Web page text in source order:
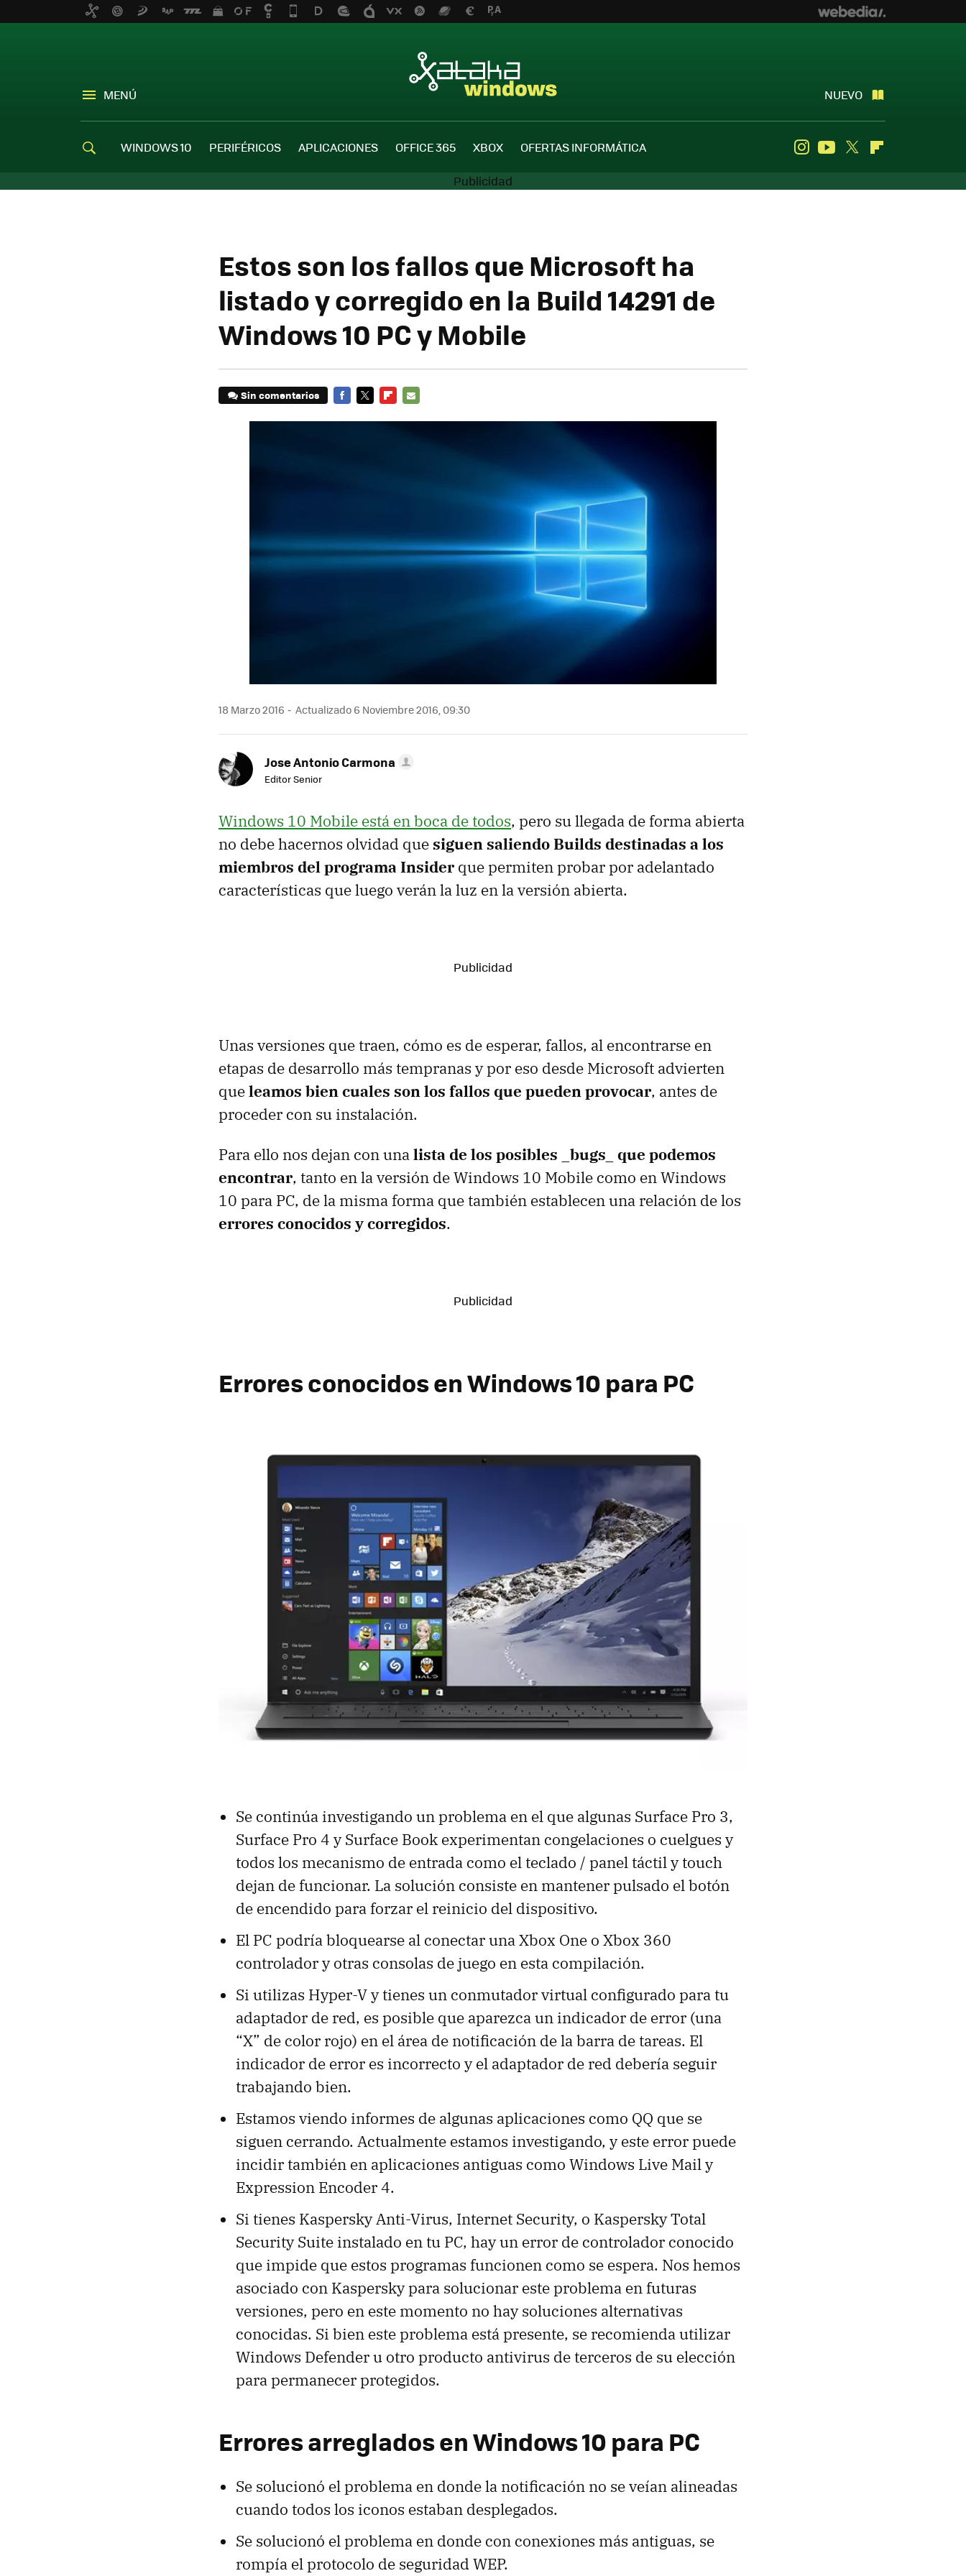
MENÚ NUEVO
WINDOWS 10 PERIFÉRICOS APLICACIONES OFFICE 365 XBOX OFERTAS INFORMÁTICA InstagramYoutube
Twitter
Estos son los fallos que Microsoft ha
listado y corregido en la Build 14291 de
Windows 10 PC y Mobile
Sin comentarios
18 Marzo 2016 Actualizado 6 Noviembre 2016, 09:30
Jose Antonio Carmona
Editor Senior
Windows 10 Mobile está en boca de todos, pero su llegada de forma abierta
no debe hacernos olvidad quesiguen saliendo Builds destinadas a los
miembros del programa Insider que permiten probar por adelantado
características que luego verán la luz en la versión abierta.
Unas versiones que traen, cómo es de esperar, fallos, al encontrarse en
etapas de desarrollo más tempranas y por eso desde Microsoft advierten
queleamos bien cuales son los fallos que pueden provocar, antes de
proceder con su instalación.
Para ello nos dejan con unalista de los posibles _bugs_ que podemos
encontrar, tanto en la versión de Windows 10 Mobile como en Windows
10 para PC, de la misma forma que también establecen una relación de los
errores conocidos y corregidos.
Errores conocidos en Windows 10 para PC
Se continúa investigando un problema en el que algunas Surface Pro 3,
Surface Pro 4 y Surface Book experimentan congelaciones o cuelgues y
todos los mecanismo de entrada como el teclado / panel táctil y touch
dejan de funcionar. La solución consiste en mantener pulsado el botón
de encendido para forzar el reinicio del dispositivo.
El PC podría bloquearse al conectar una Xbox One o Xbox 360
controlador y otras consolas de juego en esta compilación.
Si utilizas Hyper-V y tienes un conmutador virtual configurado para tu
adaptador de red, es posible que aparezca un indicador de error (una
“X” de color rojo) en el área de notificación de la barra de tareas. El
indicador de error es incorrecto y el adaptador de red debería seguir
trabajando bien.
Estamos viendo informes de algunas aplicaciones como QQ que se
siguen cerrando. Actualmente estamos investigando, y este error puede
incidir también en aplicaciones antiguas como Windows Live Mail y
Expression Encoder 4.
Si tienes Kaspersky Anti-Virus, Internet Security, o Kaspersky Total
Security Suite instalado en tu PC, hay un error de controlador conocido
que impide que estos programas funcionen como se espera. Nos hemos
asociado con Kaspersky para solucionar este problema en futuras
versiones, pero en este momento no hay soluciones alternativas
conocidas. Si bien este problema está presente, se recomienda utilizar
Windows Defender u otro producto antivirus de terceros de su elección
para permanecer protegidos.
Errores arreglados en Windows 10 para PC
Se solucionó el problema en donde la notificación no se veían alineadas
cuando todos los iconos estaban desplegados.
Se solucionó el problema en donde con conexiones más antiguas, se
rompía el protocolo de seguridad WEP.